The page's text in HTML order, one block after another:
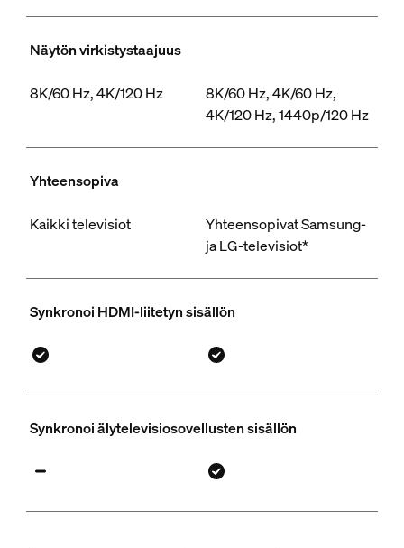
Näytön virkistystaajuus
8K/60 Hz, 4K/120 Hz
8K/60 Hz, 4K/60 Hz,
4K/120 Hz, 1440p/120 Hz
Yhteensopiva
Kaikki televisiot
Yhteensopivat Samsung-
ja LG-televisiot*
Synkronoi HDMI-liitetyn sisällön
Synkronoi älytelevisiosovellusten sisällön